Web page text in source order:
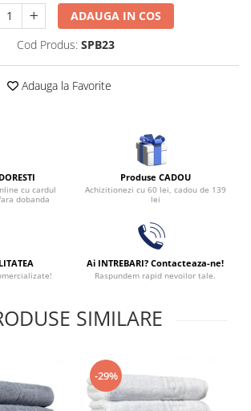
7 Piese, Cu
Inclusa
Jacquard Regal,
Inclusa
King Size
1 Persoana
3D, 1
ADAUGA IN COS
Cod Produs: SPB23
Adauga la Favorite
cu cardul
dobanda
Produse CADOU
Achizitionezi cu 60 lei, cadou de 139
lei
Ai INTREBARI? Contacteaza-ne!
Raspundem rapid nevoilor tale.
SIMILARE
-29%